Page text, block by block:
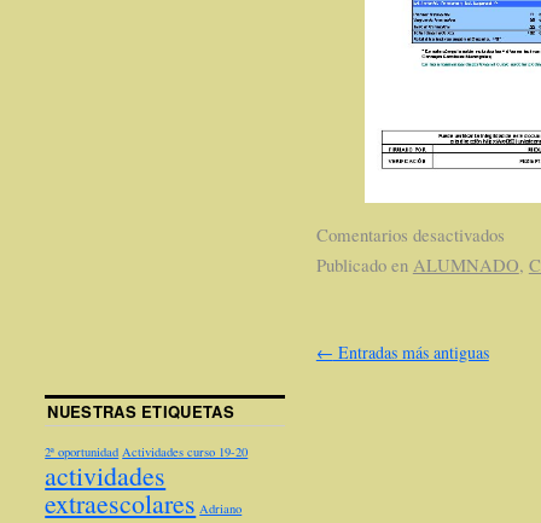
Comentarios desactivados
Publicado en ALUMNADO,
← Entradas más antiguas
NUESTRAS ETIQUETAS
2ª oportunidad Actividades curso 19-20
actividades
extraescolares Adriano